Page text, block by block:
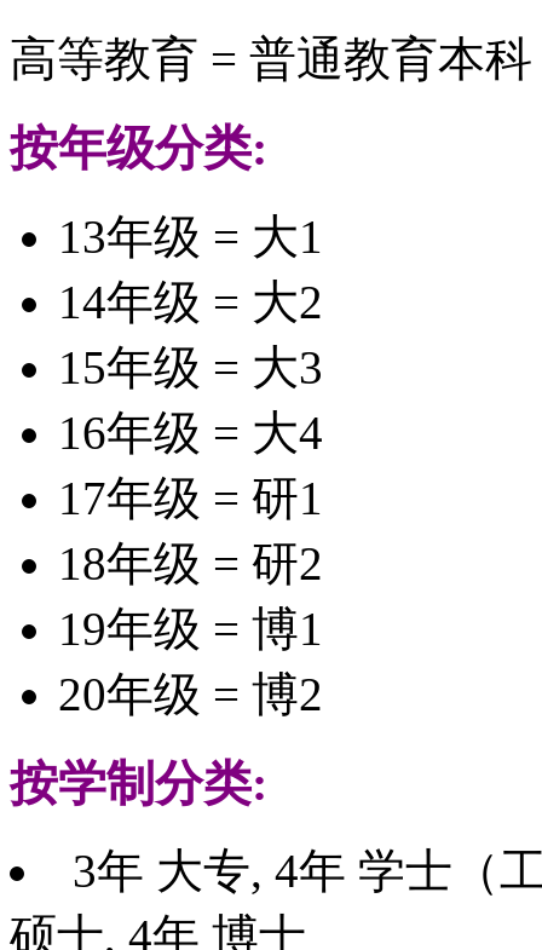
高等教育 = 普通教育本
按年级分类:
13年级 = 大1
14年级 = 大2
15年级 = 大3
16年级 = 大4
17年级 = 研1
18年级 = 研2
19年级 = 博1
20年级 = 博2
按学制分类:
3年 大专, 4年 学士（
硕士, 4年 博士